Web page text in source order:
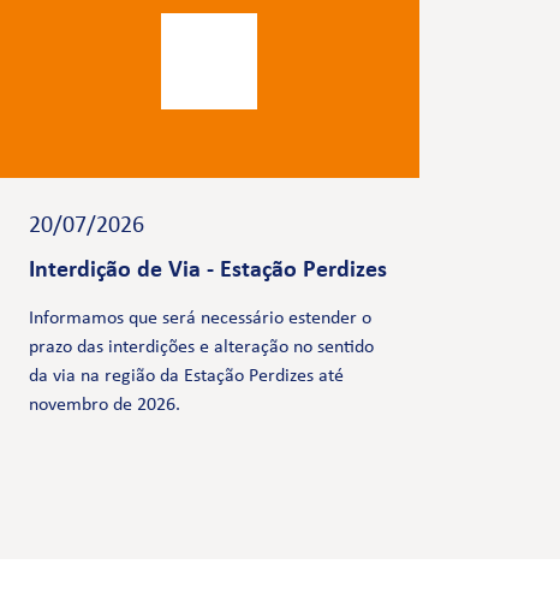
20/07/2026
Interdição de Via - Estação Perdizes
Informamos que será necessário estender o
prazo das interdições e alteração no sentido
da via na região da Estação Perdizes até
novembro de 2026.